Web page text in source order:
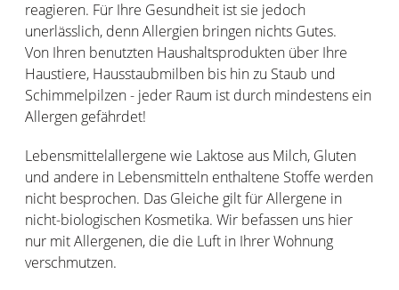
reagieren. Für Ihre Gesundheit ist sie jedoch
unerlässlich, denn Allergien bringen nichts Gutes.
Von Ihren benutzten Haushaltsprodukten über Ihre
Haustiere, Hausstaubmilben bis hin zu Staub und
Schimmelpilzen - jeder Raum ist durch mindestens ein
Allergen gefährdet!
Lebensmittelallergene wie Laktose aus Milch, Gluten
und andere in Lebensmitteln enthaltene Stoffe werden
nicht besprochen. Das Gleiche gilt für Allergene in
nicht-biologischen Kosmetika. Wir befassen uns hier
nur mit Allergenen, die die Luft in Ihrer Wohnung
verschmutzen.